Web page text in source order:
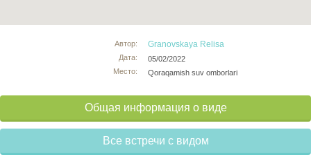
Автор:
Дата:
Место:
Granovskaya Relisa
05/02/2022
Qoraqamish suv omborlari
Общая информация о виде
Все встречи с видом